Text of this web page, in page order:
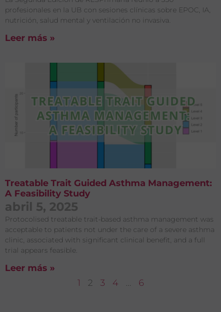
profesionales en la UB con sesiones clínicas sobre EPOC, IA,
nutrición, salud mental y ventilación no invasiva.
Leer más »
Treatable Trait Guided Asthma Management:
A Feasibility Study
abril 5, 2025
Protocolised treatable trait-­based asthma management was
acceptable to patients not under the care of a severe asthma
clinic, associated with significant clinical benefit, and a full
trial appears feasible.
Leer más »
1
2 3 4 … 6